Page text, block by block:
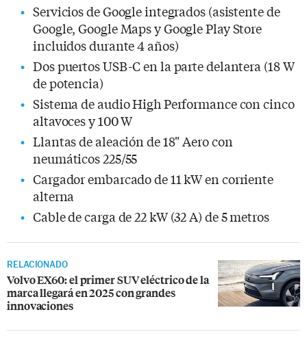
Servicios de Google integrados (asistente de
Google, Google Maps y Google Play Store
incluidos durante 4 años)
Dos puertos USB-C en la parte delantera (18 W
de potencia)
Sistema de audio High Performance con cinco
altavoces y 100 W
Llantas de aleación de 18" Aero con
neumáticos 225/55
Cargador embarcado de 11 kW en corriente
alterna
Cable de carga de 22 kW (32 A) de 5 metros
RELACIONADO
Volvo EX60: el primer SUV eléctrico de la
marca llegará en 2025 con grandes
innovaciones